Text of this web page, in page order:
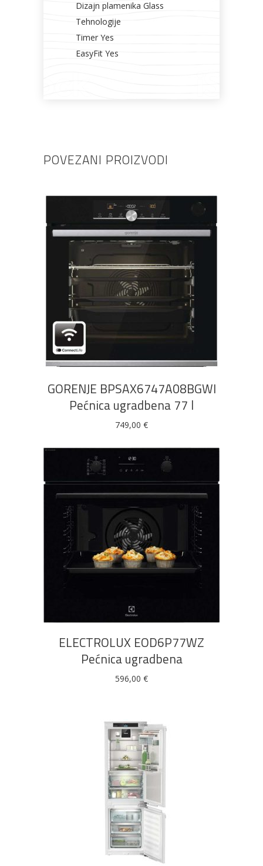
Dizajn plamenika Glass
Tehnologije
Timer Yes
EasyFit Yes
POVEZANI PROIZVODI
GORENJE BPSAX6747A08BGWI
Pećnica ugradbena 77 l
749,00 €
ELECTROLUX EOD6P77WZ
Pećnica ugradbena
596,00 €
DODAJ U KOŠARICU